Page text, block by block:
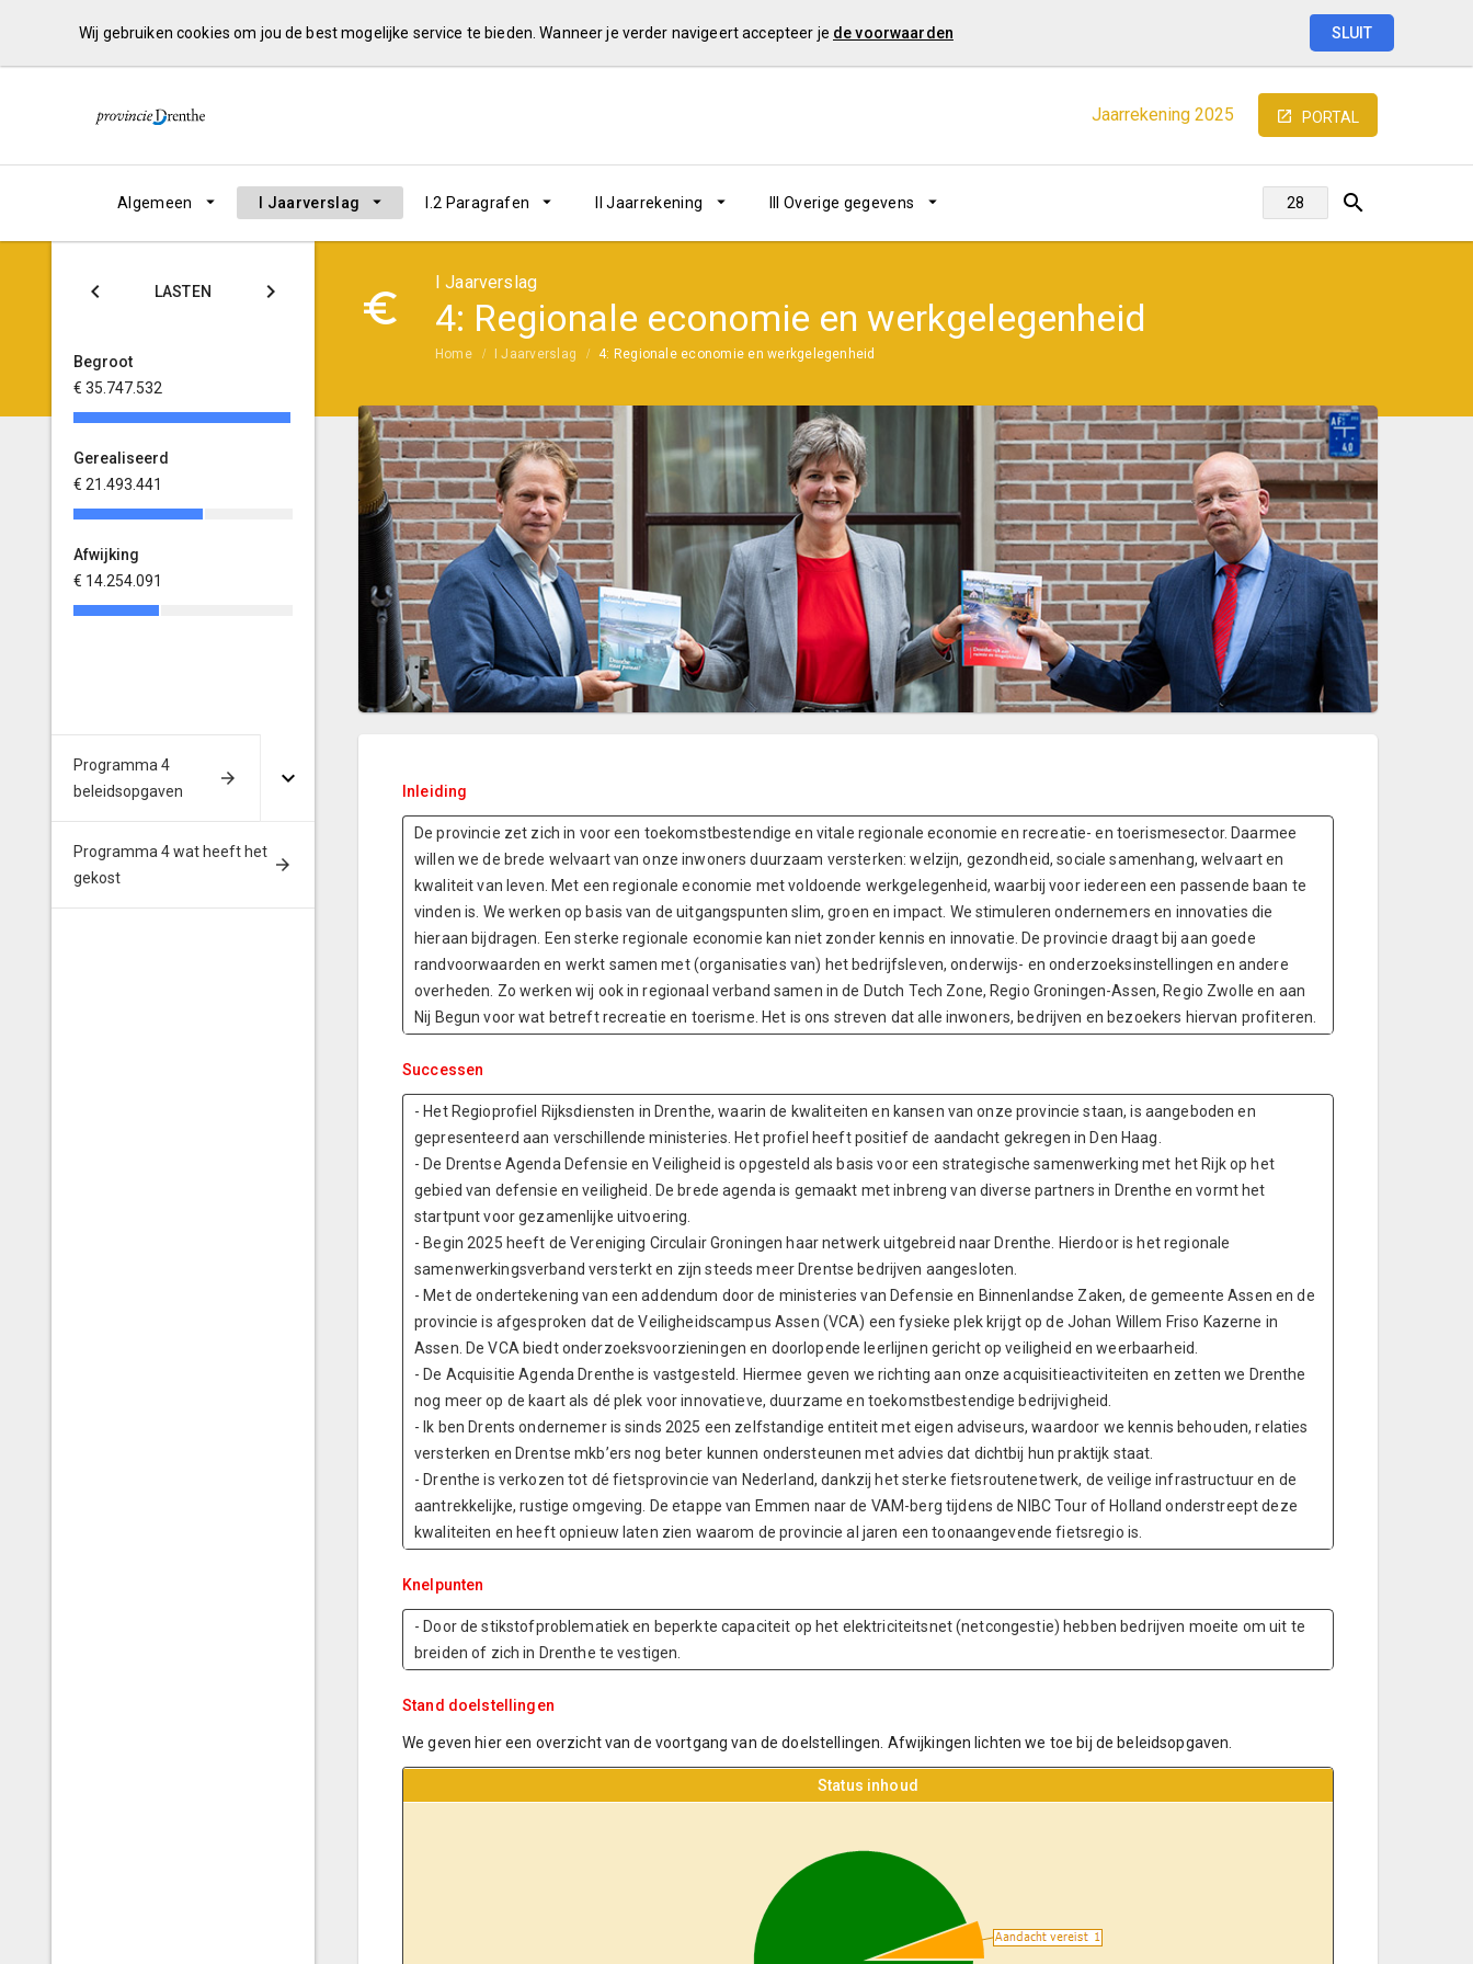
Wij gebruiken cookies om jou de best mogelijke service te bieden. Wanneer je verder navigeert accepteer je de voorwaarden SLUIT
Jaarrekening 2025 PORTAL
Algemeen I Jaarverslag I.2 Paragrafen II Jaarrekening III Overige gegevens
I Jaarverslag
4: Regionale economie en werkgelegenheid
Home I Jaarverslag 4: Regionale economie en werkgelegenheid
Programma 4
beleidsopgaven
Programma 4 wat heeft het
gekost
Inleiding
De provincie zet zich in voor een toekomstbestendige en vitale regionale economie en recreatie- en toerismesector. Daarmee
willen we de brede welvaart van onze inwoners duurzaam versterken: welzijn, gezondheid, sociale samenhang, welvaart en
kwaliteit van leven. Met een regionale economie met voldoende werkgelegenheid, waarbij voor iedereen een passende baan te
vinden is. We werken op basis van de uitgangspunten slim, groen en impact. We stimuleren ondernemers en innovaties die
hieraan bijdragen. Een sterke regionale economie kan niet zonder kennis en innovatie. De provincie draagt bij aan goede
randvoorwaarden en werkt samen met (organisaties van) het bedrijfsleven, onderwijs- en onderzoeksinstellingen en andere
overheden. Zo werken wij ook in regionaal verband samen in de Dutch Tech Zone, Regio Groningen-Assen, Regio Zwolle en aan
Nij Begun voor wat betreft recreatie en toerisme. Het is ons streven dat alle inwoners, bedrijven en bezoekers hiervan profiteren.
Successen
- Het Regioprofiel Rijksdiensten in Drenthe, waarin de kwaliteiten en kansen van onze provincie staan, is aangeboden en
gepresenteerd aan verschillende ministeries. Het profiel heeft positief de aandacht gekregen in Den Haag.
- De Drentse Agenda Defensie en Veiligheid is opgesteld als basis voor een strategische samenwerking met het Rijk op het
gebied van defensie en veiligheid. De brede agenda is gemaakt met inbreng van diverse partners in Drenthe en vormt het
startpunt voor gezamenlijke uitvoering.
- Begin 2025 heeft de Vereniging Circulair Groningen haar netwerk uitgebreid naar Drenthe. Hierdoor is het regionale
samenwerkingsverband versterkt en zijn steeds meer Drentse bedrijven aangesloten.
- Met de ondertekening van een addendum door de ministeries van Defensie en Binnenlandse Zaken, de gemeente Assen en de
provincie is afgesproken dat de Veiligheidscampus Assen (VCA) een fysieke plek krijgt op de Johan Willem Friso Kazerne in
Assen. De VCA biedt onderzoeksvoorzieningen en doorlopende leerlijnen gericht op veiligheid en weerbaarheid.
- De Acquisitie Agenda Drenthe is vastgesteld. Hiermee geven we richting aan onze acquisitieactiviteiten en zetten we Drenthe
nog meer op de kaart als dé plek voor innovatieve, duurzame en toekomstbestendige bedrijvigheid.
- Ik ben Drents ondernemer is sinds 2025 een zelfstandige entiteit met eigen adviseurs, waardoor we kennis behouden, relaties
versterken en Drentse mkb’ers nog beter kunnen ondersteunen met advies dat dichtbij hun praktijk staat.
- Drenthe is verkozen tot dé fietsprovincie van Nederland, dankzij het sterke fietsroutenetwerk, de veilige infrastructuur en de
aantrekkelijke, rustige omgeving. De etappe van Emmen naar de VAM-berg tijdens de NIBC Tour of Holland onderstreept deze
kwaliteiten en heeft opnieuw laten zien waarom de provincie al jaren een toonaangevende fietsregio is.
Knelpunten
- Door de stikstofproblematiek en beperkte capaciteit op het elektriciteitsnet (netcongestie) hebben bedrijven moeite om uit te
breiden of zich in Drenthe te vestigen.
Stand doelstellingen
We geven hier een overzicht van de voortgang van de doelstellingen. Afwijkingen lichten we toe bij de beleidsopgaven.
Status inhoud
LASTEN
Begroot
€ 35.747.532
Gerealiseerd
€ 21.493.441
Afwijking
€ 14.254.091
BATEN
Gerealiseerd
€ -6.860.420